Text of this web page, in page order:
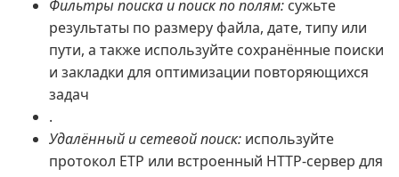
Фильтры поиска и поиск по полям: сужьте
результаты по размеру файла, дате, типу или
пути, а также используйте сохранённые поиски
и закладки для оптимизации повторяющихся
задач
.
Удалённый и сетевой поиск: используйте
протокол ETP или встроенный HTTP-сервер для